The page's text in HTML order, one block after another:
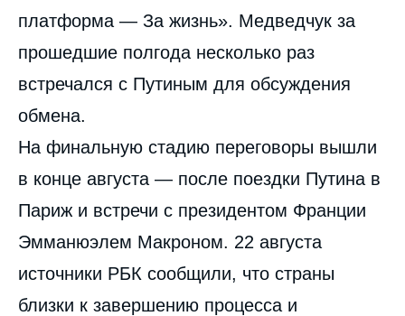
платформа — За жизнь». Медведчук за
прошедшие полгода несколько раз
встречался с Путиным для обсуждения
обмена.
На финальную стадию переговоры вышли
в конце августа — после поездки Путина в
Париж и встречи с президентом Франции
Эмманюэлем Макроном. 22 августа
источники РБК сообщили, что страны
близки к завершению процесса и